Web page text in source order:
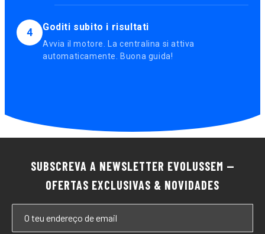
4 Goditi subito i risultati
Avvia il motore. La centralina si attiva
automaticamente. Buona guida!
SUBSCREVA A NEWSLETTER EVOLUSSEM —
OFERTAS EXCLUSIVAS & NOVIDADES